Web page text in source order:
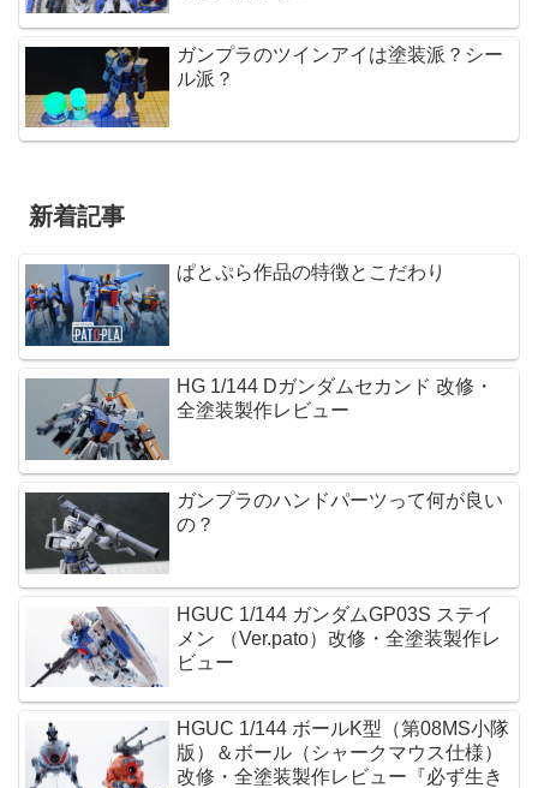
ガンプラのツインアイは塗装派？シー
ル派？
新着記事
ぱとぷら作品の特徴とこだわり
HG 1/144 Dガンダムセカンド 改修・
全塗装製作レビュー
ガンプラのハンドパーツって何が良い
の？
HGUC 1/144 ガンダムGP03S ステイ
メン （Ver.pato）改修・全塗装製作レ
ビュー
HGUC 1/144 ボールK型（第08MS小隊
版）＆ボール（シャークマウス仕様）
改修・全塗装製作レビュー『必ず生き